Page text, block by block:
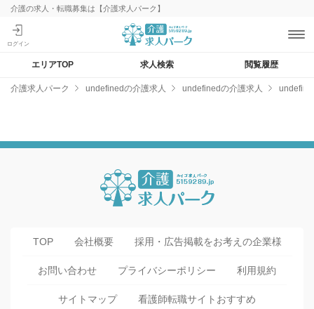
介護の求人・転職募集は【介護求人パーク】
エリアTOP 求人検索 閲覧履歴
介護求人パーク undefinedの介護求人 undefinedの介護求人
TOP 会社概要 採用・広告掲載をお考えの企業様
お問い合わせ プライバシーポリシー 利用規約
サイトマップ 看護師転職サイトおすすめ